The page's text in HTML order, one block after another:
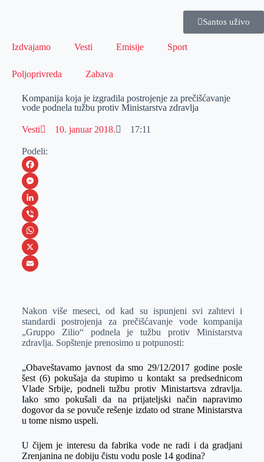
Santos uživo
Izdvajamo Vesti Emisije Sport
Poljoprivreda Zabava
Kompanija koja je izgradila postrojenje za prečišćavanje
vode podnela tužbu protiv Ministarstva zdravlja
Vesti 10. januar 2018. 17:11
Podeli:
F
a
c
e
b
o
M
e
s
s
e
e
L
i
n
k
I
n
V
i
b
W
h
s
A
p
X
a
l
Nakon više meseci, od kad su ispunjeni svi zahtevi i
standardi postrojenja za prečišćavanje vode kompanija
„Gruppo Zilio“ podnela je tužbu protiv Ministarstva
zdravlja. Sopštenje prenosimo u potpunosti:
„Obaveštavamo javnost da smo 29/12/2017 godine posle
šest (6) pokušaja da stupimo u kontakt sa predsednicom
Vlade Srbije, podneli tužbu protiv Ministartsva zdravlja.
Iako smo pokušali da na prijateljski način napravimo
dogovor da se povuče rešenje izdato od strane Ministarstva
u tome nismo uspeli.
U čijem je interesu da fabrika vode ne radi i da gradjani
Zrenjanina ne dobiju čistu vodu posle 14 godina?